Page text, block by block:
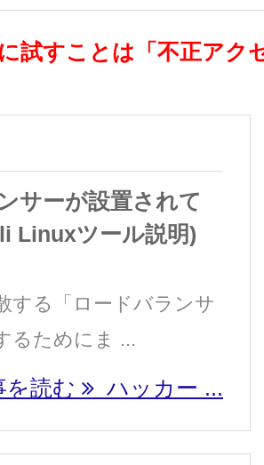
試すことは「不正ア
サーが設置されて
Linuxツール説明)
する「ロードバランサ
るためにま ...
を読む ハッカー ...